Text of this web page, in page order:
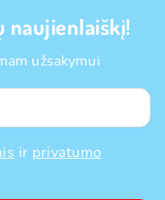
naujienlaiškį!
užsakymui
ir privatumo